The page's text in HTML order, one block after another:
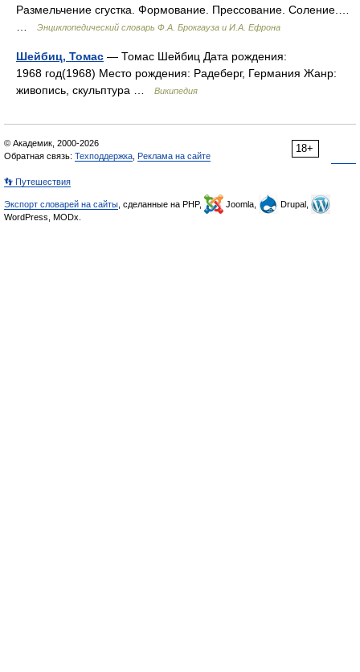
Размельчение сгустка. Формование. Прессование. Соление.…
Энциклопедический словарь Ф.А. Брокгауза и И.А. Ефрона
Шейбиц, Томас — Томас Шейбиц Дата рождения:
1968 год(1968) Место рождения: Радеберг, Германия Жанр:
живопись, скульптура …
Википедия
18+
© Академик, 2000-2026
Обратная связь: Техподдержка Реклама на сайте
👣 Путешествия
Экспорт словарей на сайты , сделанные на PHP, Joomla,
Drupal,
WordPress, MODx.